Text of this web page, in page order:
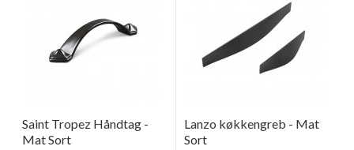
Saint Tropez Håndtag -
Mat Sort
Lanzo køkkengreb - Mat
Sort